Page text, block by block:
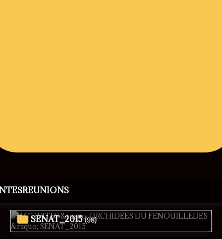
SENAT_2015 (98)